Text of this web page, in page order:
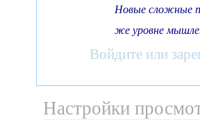
Новые сложные
же уровне
Войдите или
Настройки